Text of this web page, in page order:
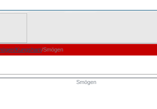
Kungsham/Smögen